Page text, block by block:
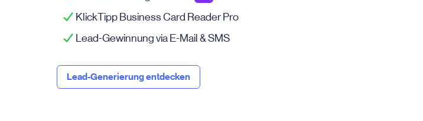
KlickTipp Business Card Reader Pro
Lead-Gewinnung via E-Mail & SMS
Lead-Generierung entdecken